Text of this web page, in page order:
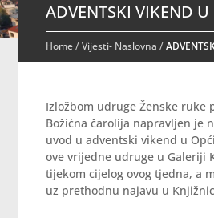
ADVENTSKI VIKEND U
Home/Vijesti- Naslovna /
Izložbom udruge Ženske ruke
Božićna čarolija napravljen je
uvod u adventski vikend u
ove vrijedne udruge u Galeriji
tijekom cijelog ovog tjedna, a
uz prethodnu najavu u